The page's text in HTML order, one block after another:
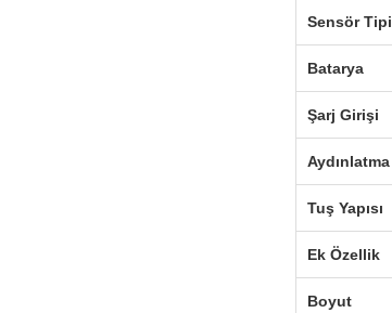
Sensör Tipi
Batarya
Şarj Girişi
Aydınlatma
Tuş Yapısı
Ek Özellik
Boyut